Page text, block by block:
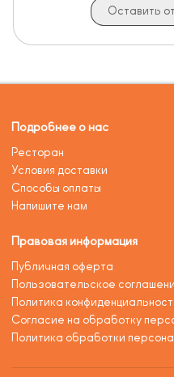
Оставить
Подробнее о нас
Ресторан
Условия доставки
Способы оплаты
Напишите нам
Правовая информация
Публичная оферта
Пользовательское
Политика
Согласие на обработку
Политика обработки